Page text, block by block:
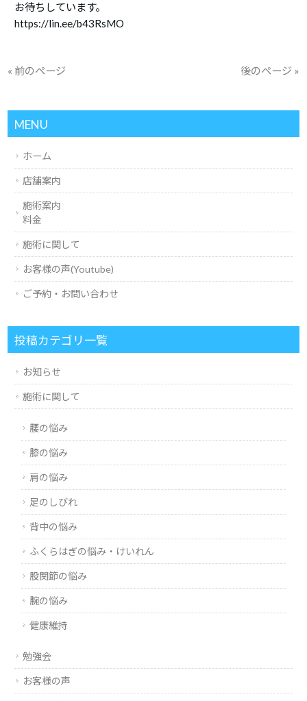
お待ちしています。
https://lin.ee/b43RsMO
« 前のページ 後のページ »
MENU
ホーム
店舗案内
施術案内
料金
施術に関して
お客様の声(Youtube)
ご予約・お問い合わせ
投稿カテゴリ一覧
お知らせ
施術に関して
腰の悩み
膝の悩み
肩の悩み
足のしびれ
背中の悩み
ふくらはぎの悩み・けいれん
股関節の悩み
腕の悩み
健康維持
勉強会
お客様の声